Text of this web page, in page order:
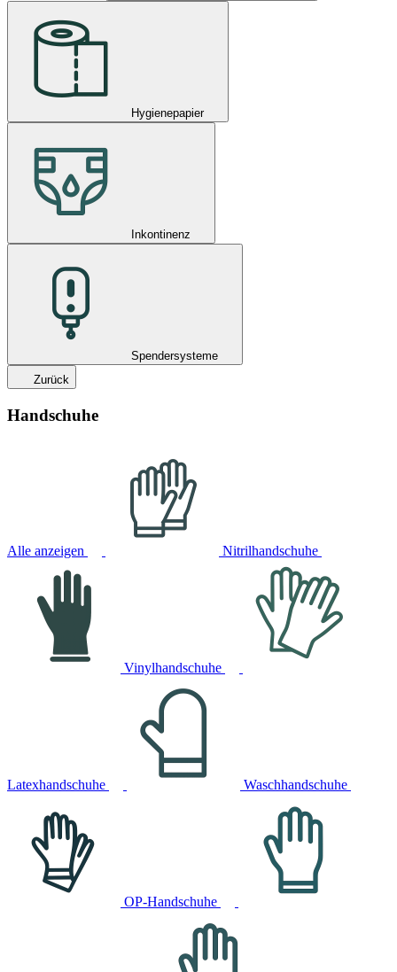
Hygienepapier
Inkontinenz
Spendersysteme
Zurück
Handschuhe
Alle anzeigen Nitrilhandschuhe
Vinylhandschuhe
Latexhandschuhe Waschhandschuhe
OP-Handschuhe